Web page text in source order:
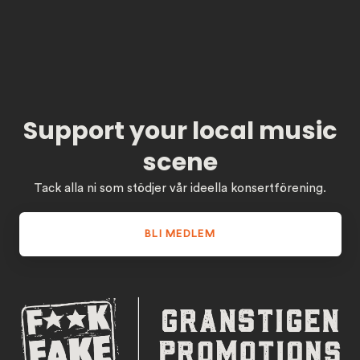
Support your local music
scene
Tack alla ni som stödjer vår ideella konsertförening.
BLI MEDLEM